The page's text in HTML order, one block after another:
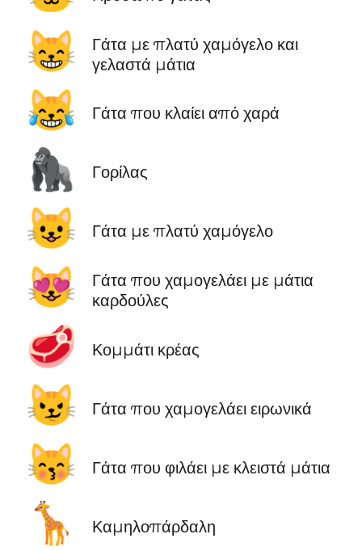
😸
Γάτα με πλατύ χαμόγελο και
γελαστά μάτια
😹 Γάτα που κλαίει από χαρά
🦍 Γορίλας
😺 Γάτα με πλατύ χαμόγελο
😻
Γάτα που χαμογελάει με μάτια
καρδούλες
🥩 Κομμάτι κρέας
😼 Γάτα που χαμογελάει ειρωνικά
😽 Γάτα που φιλάει με κλειστά μάτια
🦒 Καμηλοπάρδαλη